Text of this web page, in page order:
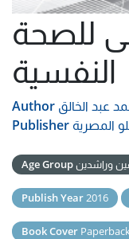
للصحة
النفسية
Author عبد الخالق
Publisher المصرية
Age Groupوراشدين
Publish Year2016
Book Cover